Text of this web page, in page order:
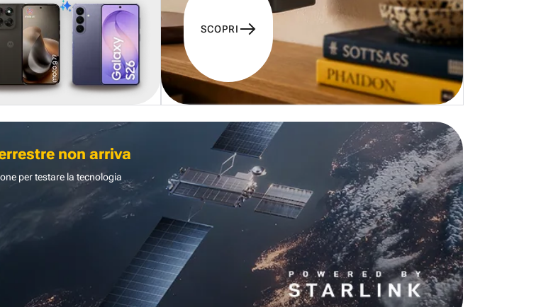
SCOPRI
non arriva
per testare la tecnologia